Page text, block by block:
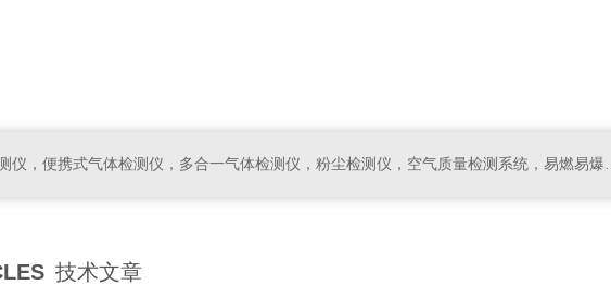
式气体检测仪，多合一气体检测仪，粉尘检测仪，空气质量检测系统，易燃易爆有毒有害气体检测报警设备，环境检测分析仪器，水质分析仪
技术文章